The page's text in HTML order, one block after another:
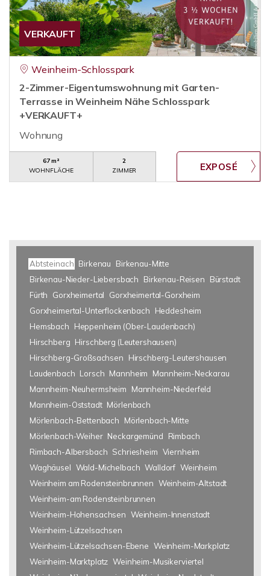
VERKAUFT
Weinheim-Schlosspark
2-Zimmer-Eigentumswohnung mit Garten-
Terrasse in Weinheim Nähe Schlosspark
+VERKAUFT+
Wohnung
67 m²
WOHNFLÄCHE
2
ZIMMER
Abtsteinach Birkenau
Birkenau-Mitte
Birkenau-Nieder-Liebersbach
Birkenau-Reisen
Bürstadt
Fürth
Gorxheimertal
Gorxheimertal-Gorxheim
Gorxheimertal-Unterflockenbach
Heddesheim
Hemsbach
Heppenheim (Ober-Laudenbach)
Hirschberg Hirschberg (Leutershausen)
Hirschberg-Großsachsen
Hirschberg-Leutershausen
Laudenbach Lorsch Mannheim
Mannheim-Neckarau
Mannheim-Neuhermsheim
Mannheim-Niederfeld
Mannheim-Oststadt Mörlenbach
Mörlenbach-Bettenbach
Mörlenbach-Mitte
Mörlenbach-Weiher Neckargemünd
Rimbach
Rimbach-Albersbach Schriesheim Viernheim
Waghäusel Wald-Michelbach Walldorf Weinheim
Weinheim am Rodensteinbrunnen Weinheim-Altstadt
Weinheim-am Rodensteinbrunnen
Weinheim-Hohensachsen Weinheim-Innenstadt
Weinheim-Lützelsachsen
Weinheim-Lützelsachsen-Ebene Weinheim-Markplatz
Weinheim-Marktplatz Weinheim-Musikerviertel